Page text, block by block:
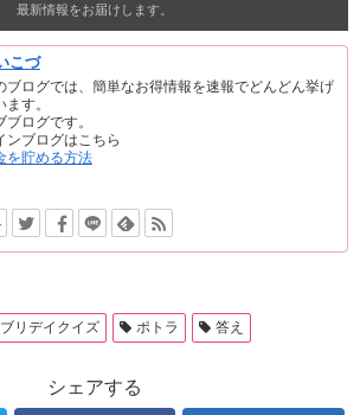
最新情報をお届けします。
こづ
ブログでは、簡単なお得情報を速報でどんどん挙げ
ます。
ブログです。
ンブログはこちら
を貯める方法
リデイクイズ ポトラ 答え
シェアする